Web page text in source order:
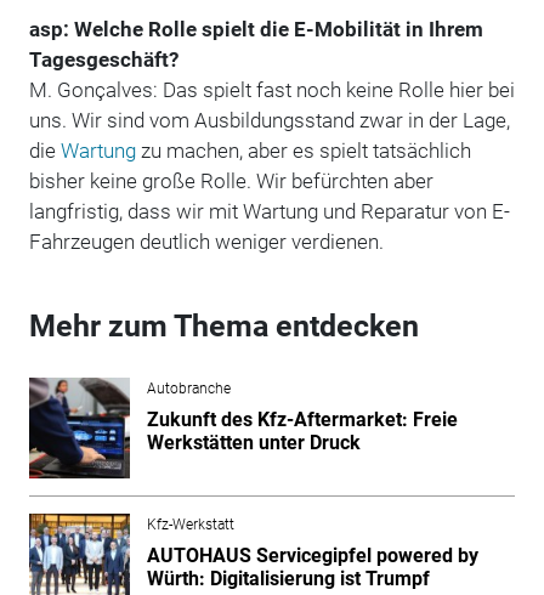
asp: Welche Rolle spielt die E-Mobilität in Ihrem
Tagesgeschäft?
M. Gonçalves: Das spielt fast noch keine Rolle hier bei
uns. Wir sind vom Ausbildungsstand zwar in der Lage,
die Wartungzu machen, aber es spielt tatsächlich
bisher keine große Rolle. Wir befürchten aber
langfristig, dass wir mit Wartung und Reparatur von E-
Fahrzeugen deutlich weniger verdienen.
Mehr zum Thema entdecken
Autobranche
Zukunft des Kfz-Aftermarket: Freie
Werkstätten unter Druck
Kfz-Werkstatt
AUTOHAUS Servicegipfel powered by
Würth: Digitalisierung ist Trumpf